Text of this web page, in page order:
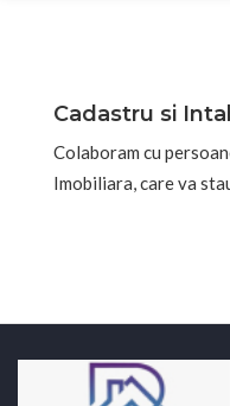
Cadastru si
Colaboram cu
Imobiliara, care va